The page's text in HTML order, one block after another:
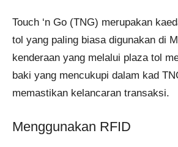
Touch ‘n Go (TNG) merupakan
tol yang paling biasa digunakan di
kenderaan yang melalui plaza tol
baki yang mencukupi dalam kad
memastikan kelancaran transaksi.
Menggunakan RFID